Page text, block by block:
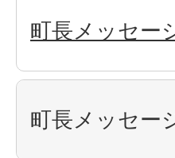
町長メッセー
町長メッセー